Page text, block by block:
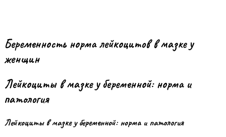
Беременность норма лейкоцитов в мазке у
женщин
Лейкоциты в мазке у беременной: норма и
патология
Лейкоциты в мазке у беременной: норма и патология